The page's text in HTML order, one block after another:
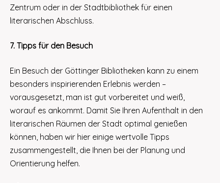
Zentrum oder in der Stadtbibliothek für einen
literarischen Abschluss.
7. Tipps für den Besuch
Ein Besuch der Göttinger Bibliotheken kann zu einem
besonders inspirierenden Erlebnis werden –
vorausgesetzt, man ist gut vorbereitet und weiß,
worauf es ankommt. Damit Sie Ihren Aufenthalt in den
literarischen Räumen der Stadt optimal genießen
können, haben wir hier einige wertvolle Tipps
zusammengestellt, die Ihnen bei der Planung und
Orientierung helfen.